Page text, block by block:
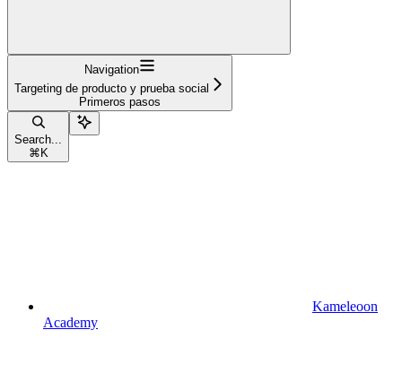
Navigation
Targeting de producto y prueba social
Primeros pasos
Search...
⌘ K
Kameleoon
Academy